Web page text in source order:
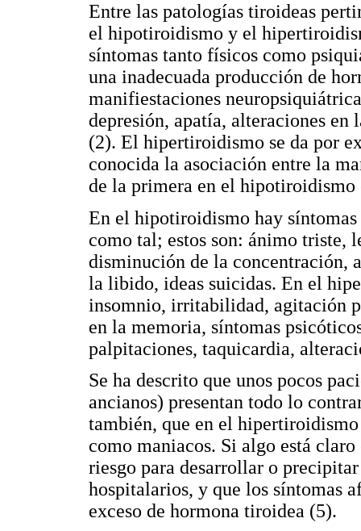
Entre las patologías tiroideas
el hipotiroidismo y el
síntomas tanto físicos como
una inadecuada producción de
manifiestaciones
depresión, apatía, alteraciones
(2). El hipertiroidismo se da por
conocida la asociación entre la
de la primera en el hipotiroidismo
En el hipotiroidismo hay síntomas
como tal; estos son: ánimo triste,
disminución de la concentración,
la libido, ideas suicidas. En el
insomnio, irritabilidad, agitación
en la memoria, síntomas
palpitaciones, taquicardia,
Se ha descrito que unos pocos
ancianos) presentan todo lo
también, que en el
como maniacos. Si algo está
riesgo para desarrollar o
hospitalarios, y que los síntomas
exceso de hormona tiroidea (5).